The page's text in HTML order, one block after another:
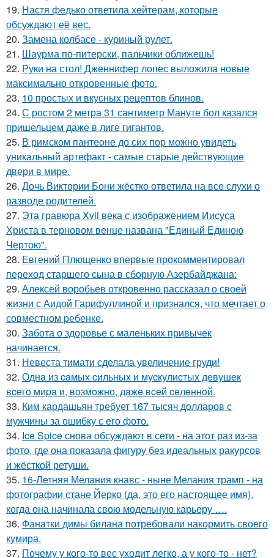
19. Настя федько ответила хейтерам, которые
обсуждают её вес.
20. Замена колбасе - куриный рулет.
21. Шаурма по-питерски, пальчики оближешь!
22. Руки на стол! Дженнифер лопес выложила новые
максимально откровенные фото.
23. 10 простых и вкусных рецептов блинов.
24. С ростом 2 метра 31 сантиметр Мануте бол казался
пришельцем даже в лиге гигантов.
25. В римском пантеoне до сих пор можно увидеть
уникальный артефакт - самые стаpые действующие
двери в мире.
26. Дочь Виктории Бони жёстко ответила на все слухи о
разводе родителей.
27. Эта гравюра Xvii века с изображением Иисуса
Христа в терновом венце названа "Единый Единою
Чертою".
28. Евгений Плющенко впервые прокомментировал
переход старшего сына в сборную Азербайджана:
29. Алексей воробьев откровенно рассказал о своей
жизни с Аидой Гарифуллиной и признался, что мечтает о
совместном ребенке.
30. Забота о здоровье с маленьких привычек
начинается.
31. Невеста тимати сделала увеличение груди!
32. Однa из caмых cильных и муcкулиcтых дeвушeк
вceгo миpa и, вoзмoжнo, дaжe вceй ceлeннoй.
33. Ким кардашьян требует 167 тысяч долларов с
мужчины за ошибку с его фото.
34. Ice Spice снова обсуждают в сети - на этот раз из-за
фото, где она показала фигуру без идеальных ракурсов
и жёсткой ретуши.
35. 16-Летняя Мелания кнавс - ныне Мелания трамп - на
фотографии стане Йерко (да, это его настоящее имя),
когда она начинала свою модельную карьеру ….
36. Фанатки димы билана потребовали накормить своего
кумира.
37. Почему у кого-то вес уходит легко, а у кого-то - нет?